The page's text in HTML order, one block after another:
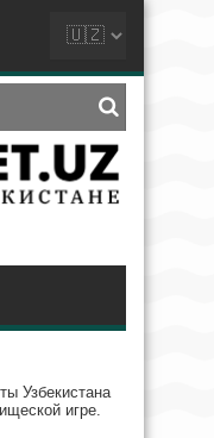
Узбекистана
игре.